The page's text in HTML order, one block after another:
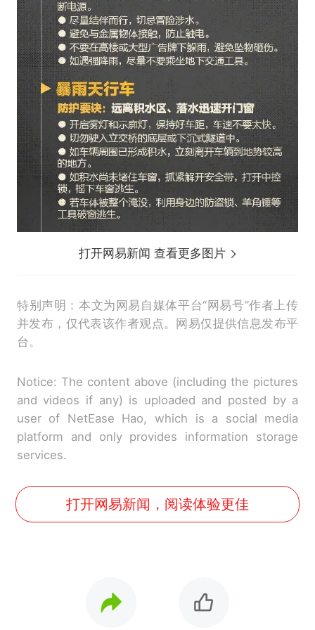
打开网易新闻 查看更多图片
特别声明：本文为网易自媒体平台“网易号”作者上传
并发布，仅代表该作者观点。网易仅提供信息发布平
台。
Notice: The content above (including the pictures
and videos if any) is uploaded and posted by a
user of NetEase Hao, which is a social media
platform and only provides information storage
services.
打开网易新闻，阅读体验更佳